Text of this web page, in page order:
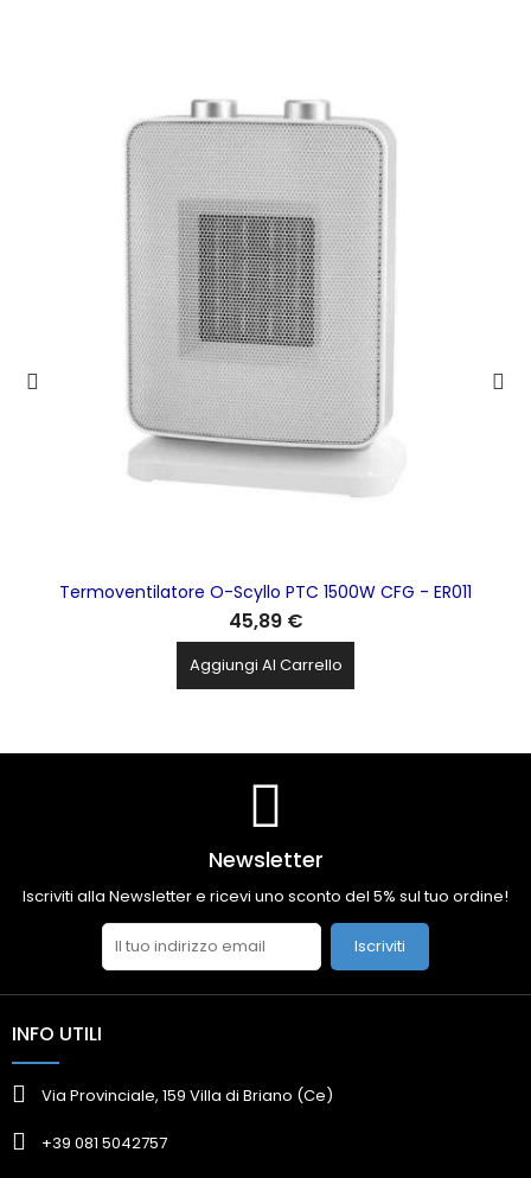
Termoventilatore O-Scyllo PTC 1500W CFG - ER011
45,89 €
Aggiungi Al Carrello
Newsletter
Iscriviti alla Newsletter e ricevi uno sconto del 5% sul tuo ordine!
Iscriviti
INFO UTILI
Via Provinciale, 159 Villa di Briano (Ce)
+39 081 5042757